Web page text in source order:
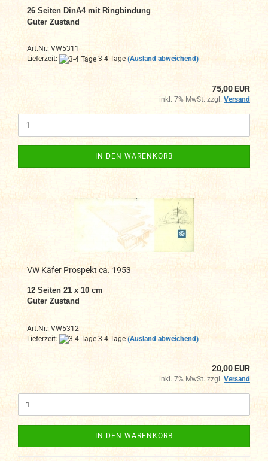
26 Seiten DinA4 mit Ringbindung
Guter Zustand
Art.Nr.: VW5311
Lieferzeit:
3-4 Tage (Ausland abweichend)
75,00 EUR
inkl. 7% MwSt. zzgl. Versand
IN DEN WARENKORB
VW Käfer Prospekt ca. 1953
12 Seiten 21 x 10 cm
Guter Zustand
Art.Nr.: VW5312
Lieferzeit:
3-4 Tage (Ausland abweichend)
20,00 EUR
inkl. 7% MwSt. zzgl. Versand
IN DEN WARENKORB